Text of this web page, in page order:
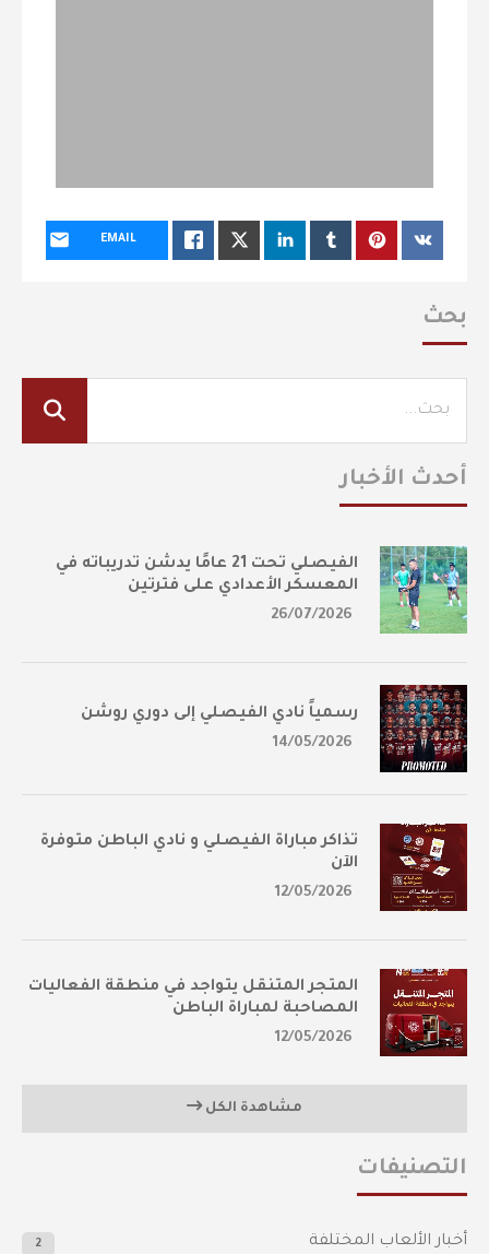
EMAIL
بحث
أحدث الأخبار
الفيصلي تحت 21 عامًا يدشن تدريباته في
المعسكر الأعدادي على فترتين
26/07/2026
رسمياً نادي الفيصلي إلى دوري روشن
14/05/2026
تذاكر مباراة الفيصلي و نادي الباطن متوفرة
الآن
12/05/2026
المتجر المتنقل يتواجد في منطقة الفعاليات
المصاحبة لمباراة الباطن
12/05/2026
مشاهدة الكل
التصنيفات
أخبار الألعاب المختلفة 2